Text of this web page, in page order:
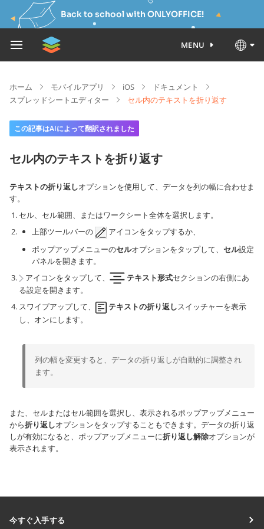
Back to school with ONLYOFFICE!
MENU
ホーム モバイルアプリ iOS
ドキュメント
スプレッドシートエディター
セル内のテキストを折り返す
この記事はAIによって翻訳されました
セル内のテキストを折り返す
テキストの折り返しオプションを使用して、データを列の幅に合わせま
す。
セル、セル範囲、またはワークシート全体を選択します。
上部ツールバーの
アイコンをタップするか、
ポップアップメニューのセルオプションをタップして、 セル設定
パネルを開きます。
アイコンをタップして、
テキスト形式セクションの右側にあ
る設定を開きます。
スワイプアップして、
テキストの折り返しスイッチャーを表示
し、オンにします。
列の幅を変更すると、データの折り返しが自動的に調整され
ます。
また、セルまたはセル範囲を選択し、表示されるポップアップメニュー
から折り返しオプションをタップすることもできます。データの折り返
しが有効になると、ポップアップメニューに折り返し解除オプションが
表示されます。
今すぐ入手する